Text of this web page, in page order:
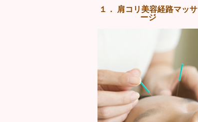
１． 肩コリ美容経路マッサ
ージ